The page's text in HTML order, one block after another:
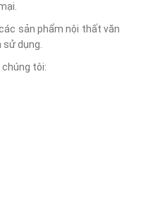
sản phẩm nội thất văn
dụng.
chúng tôi: